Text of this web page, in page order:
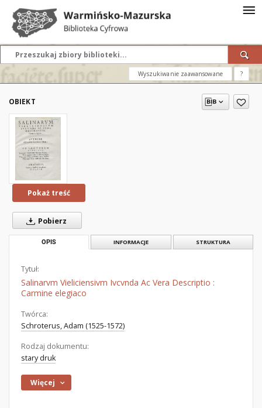
Wyszukiwanie zaawansowane ?
OBIEKT
Pokaż treść
Pobierz
OPIS INFORMACJE STRUKTURA
Tytuł:
Salinarvm Vieliciensivm Ivcvnda Ac Vera Descriptio :
Carmine elegiaco
Twórca:
Schroterus, Adam (1525-1572)
Rodzaj dokumentu:
stary druk
Więcej